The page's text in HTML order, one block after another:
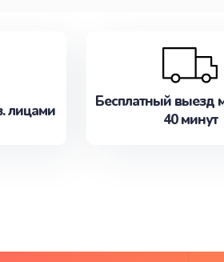
лицами
Бесплатный выезд
40 минут